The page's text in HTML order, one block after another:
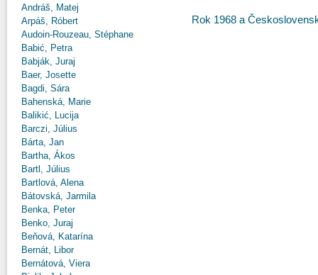
Andráš, Matej
Arpáš, Róbert
Audoin-Rouzeau, Stéphane
Babić, Petra
Babják, Juraj
Baer, Josette
Bagdi, Sára
Bahenská, Marie
Balikić, Lucija
Barczi, Július
Bárta, Jan
Bartha, Ákos
Bartl, Július
Bartlová, Alena
Bátovská, Jarmila
Benka, Peter
Benko, Juraj
Beňová, Katarína
Bernát, Libor
Bernátová, Viera
Rok 1968 a